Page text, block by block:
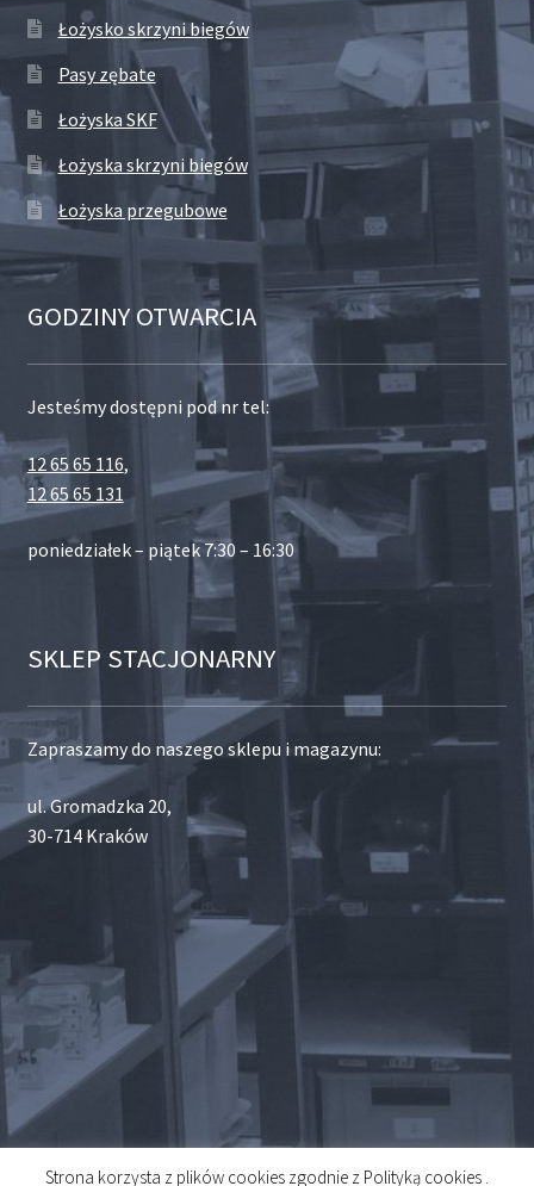
Łożysko skrzyni biegów
Pasy zębate
Łożyska SKF
Łożyska skrzyni biegów
Łożyska przegubowe
GODZINY OTWARCIA
Jesteśmy dostępni pod nr tel:
12 65 65 116,
12 65 65 131
poniedziałek – piątek 7:30 – 16:30
SKLEP STACJONARNY
Zapraszamy do naszego sklepu i magazynu:
ul. Gromadzka 20,
30-714 Kraków
Strona korzysta z plików cookies zgodnie z Polityką cookies .